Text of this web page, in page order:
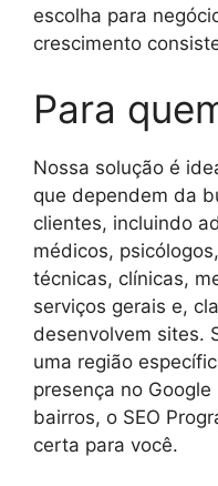
escolha para
crescimento
Para
Nossa solução é
que dependem da
clientes, incluindo
médicos,
técnicas, clínicas,
serviços gerais e,
desenvolvem sites.
uma região
presença no
bairros, o SEO
certa para você.